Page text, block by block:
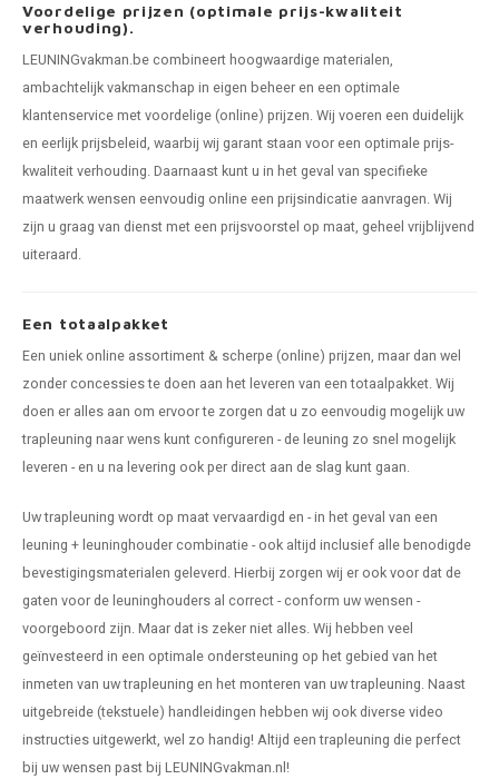
Voordelige prijzen (optimale prijs-kwaliteit
verhouding).
LEUNINGvakman.be combineert hoogwaardige materialen,
ambachtelijk vakmanschap in eigen beheer en een optimale
klantenservice met voordelige (online) prijzen. Wij voeren een duidelijk
en eerlijk prijsbeleid, waarbij wij garant staan voor een optimale prijs-
kwaliteit verhouding. Daarnaast kunt u in het geval van specifieke
maatwerk wensen eenvoudig online een prijsindicatie aanvragen. Wij
zijn u graag van dienst met een prijsvoorstel op maat, geheel vrijblijvend
uiteraard.
Een totaalpakket
Een uniek online assortiment & scherpe (online) prijzen, maar dan wel
zonder concessies te doen aan het leveren van een totaalpakket. Wij
doen er alles aan om ervoor te zorgen dat u zo eenvoudig mogelijk uw
trapleuning naar wens kunt configureren - de leuning zo snel mogelijk
leveren - en u na levering ook per direct aan de slag kunt gaan.
Uw trapleuning wordt op maat vervaardigd en - in het geval van een
leuning + leuninghouder combinatie - ook altijd inclusief alle benodigde
bevestigingsmaterialen geleverd. Hierbij zorgen wij er ook voor dat de
gaten voor de leuninghouders al correct - conform uw wensen -
voorgeboord zijn. Maar dat is zeker niet alles. Wij hebben veel
geïnvesteerd in een optimale ondersteuning op het gebied van het
inmeten van uw trapleuning en hetmonteren van uw trapleuning. Naast
uitgebreide (tekstuele) handleidingen hebben wij ook diverse video
instructies uitgewerkt, wel zo handig! Altijd een trapleuning die perfect
bij uw wensen past bij LEUNINGvakman.nl!